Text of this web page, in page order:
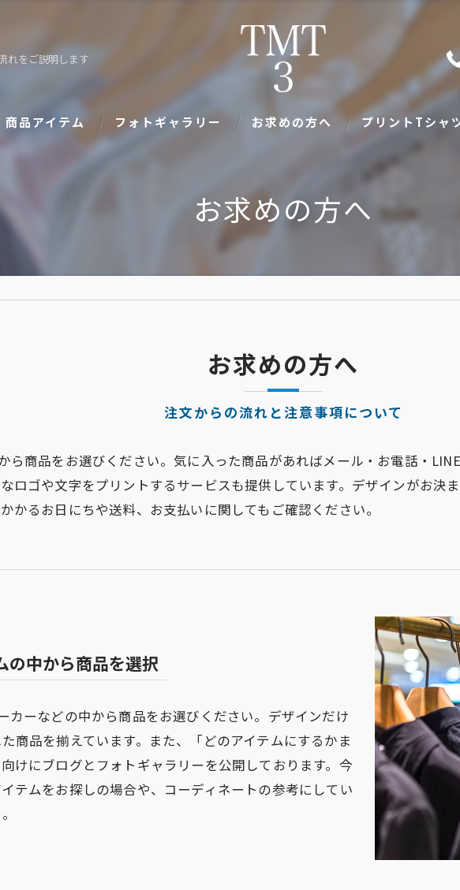
れをご説明します
商品アイテム フォトギャラリー お求めの方へ プリントTシャ
求人
キャンプグッズ
お求めの方へ
注文からの流れと注意事項について
お求めの方へ
ら商品をお選びください。気に入った商品があればメール・お電話・
ロゴや文字をプリントするサービスも提供しています。デザインがお決
かるお日にちや送料、お支払いに関してもご確認ください。
の中から商品を選択
カーなどの中から商品をお選びください。デザインだけ
商品を揃えています。また、「どのアイテムにするかま
けにブログとフォトギャラリーを公開しております。今
テムをお探しの場合や、コーディネートの参考にしてい